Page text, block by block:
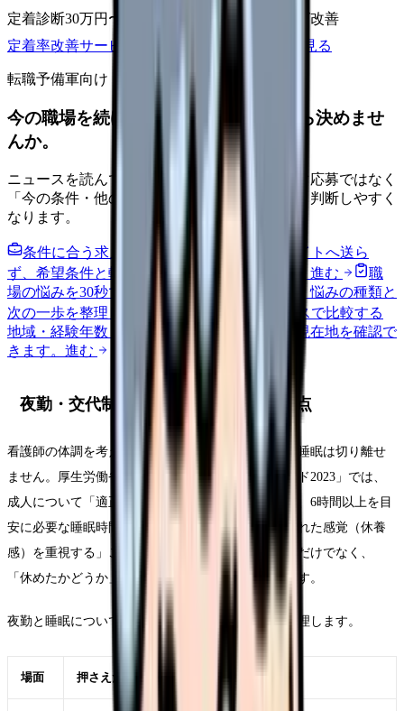
定着診断30万円〜
オンボーディング改善
定着率改善サービスを相談
サービス詳細を見る
転職予備軍向け
今の職場を続けるか、条件を比べてから決めませ
んか。
ニュースを読んで不安が強くなった時は、すぐ応募ではなく
「今の条件・他の選択肢・相談先」を分けると判断しやすく
なります。
条件に合う求人通知を受け取る
外部転職サイトへ送ら
ず、希望条件と転職時期を自社で預かります。 進む
職
場の悩みを30秒で診断
辞めるべきか迷う前に、悩みの種類と
次の一歩を整理します。
進む
給料コンパスで比較する
地域・経験年数・施設形態から、今の給料の現在地を確認で
きます。 進む
夜勤・交代制勤務と睡眠を立て直す視点
看護師の体調を考えるうえで、夜勤・交代制勤務と睡眠は切り離せ
ません。厚生労働省「健康づくりのための睡眠ガイド2023」では、
成人について「適正な睡眠時間には個人差があるが、6時間以上を目
安に必要な睡眠時間を確保する」「睡眠で休養がとれた感覚（休養
感）を重視する」ことが示されています。長く寝るだけでなく、
「休めたかどうか」を自分で確認する視点が大切です。
夜勤と睡眠について、現場で扱いやすい考え方を整理します。
場面 押さえたい工夫